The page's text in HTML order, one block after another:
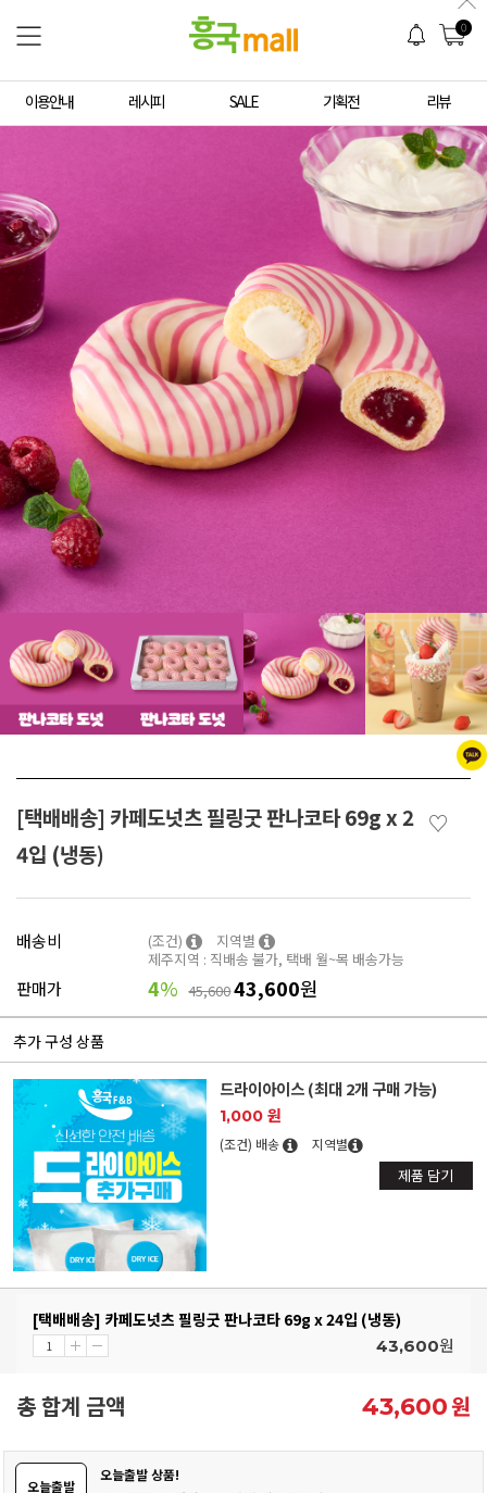
0
이용안내 레시피 SALE 기획전 리뷰
[택배배송] 카페도넛츠 필링굿 판나코타 69g x 2
4입 (냉동)
♡
배송비 (조건)
지역별
제주지역 : 직배송 불가, 택배 월~목 배송가능
판매가 4% 45,60043,600원
추가 구성 상품
드라이아이스 (최대 2개 구매 가능)
1,000 원
(조건) 배송 지역별
제품 담기
[택배배송] 카페도넛츠 필링굿 판나코타 69g x 24입 (냉동)
43,600원
총 합계 금액 43,600원
오늘출발
오늘출발 상품!